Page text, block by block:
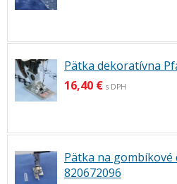
Pätka dekoratívna
16,40 € s DPH
Pätka na
820672096